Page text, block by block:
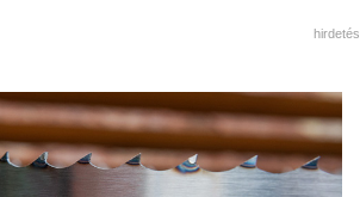
hirdetés